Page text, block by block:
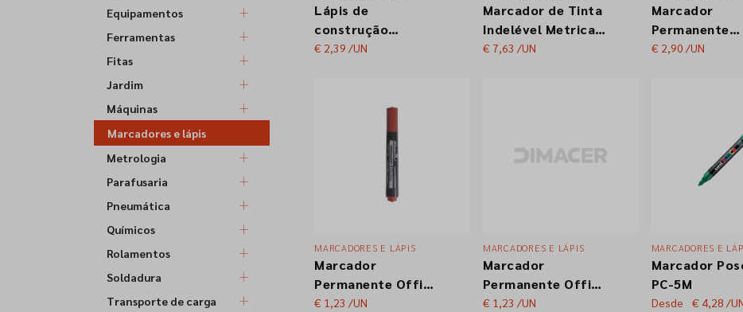
Lápis de
construção
hexagonais "LYRA"
€ 2,39 /UN
Marcador de Tinta
Indelével Metrica –
Ponta de Esfera
€ 7,63 /UN
Marcador
Permanente
Edding 3000
€ 2,90 /UN
MARCADORES E LÁPIS
Marcador
Permanente Office
Cover Vermelho
€ 1,23 /UN
MARCADORES E LÁPIS
Marcador
Permanente Office
Cover Vermelho
€ 1,23 /UN
MARCADORES E
Marcador
PC-5M
Desde € 4,28 /
Equipamentos
Ferramentas
Fitas
Jardim
Máquinas
Marcadores e lápis
Metrologia
Parafusaria
Pneumática
Químicos
Rolamentos
Soldadura
Transporte de carga